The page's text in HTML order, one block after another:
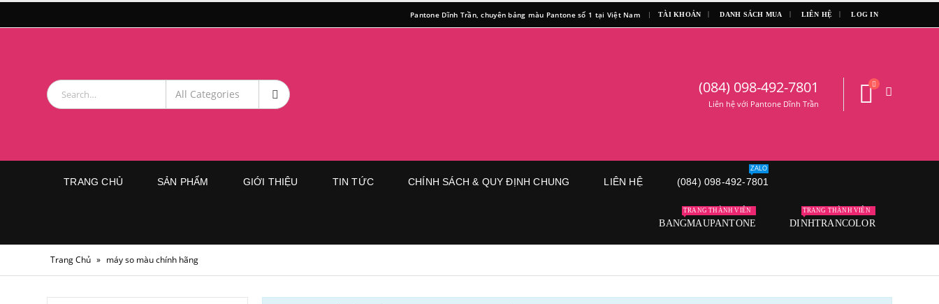
Pantone Dĩnh Trần, chuyên bảng màu Pantone số 1 tại Việt Nam | TÀI KHOẢN DANH SÁCH MUA LIÊN HỆ LOG IN
(084) 098-492-7801
Liên hệ với Pantone Dĩnh Trần
TRANG CHỦ SẢN PHẨM GIỚI THIỆU TIN TỨC CHÍNH SÁCH & QUY ĐỊNH CHUNG LIÊN HỆ (084) 098-492-7801
ZALO
BANGMAUPANTONE
TRANG THÀNH VIÊN
DINHTRANCOLOR
TRANG THÀNH VIÊN
Trang Chủ » máy so màu chính hãng